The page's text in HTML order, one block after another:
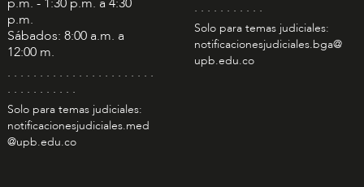
p.m.
Sábados: 8:00 a.m. a
12:00 m.
. . . . . . . . . . . . . . . . . . . . . . .
. . . . . . . . . . .
Solo para temas judiciales:
notificacionesjudiciales.med
@upb.edu.co
. . . . . . . . . . .
Solo para temas judiciales:
notificacionesjudiciales.bga@
upb.edu.co